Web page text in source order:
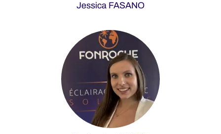
Jessica FASANO